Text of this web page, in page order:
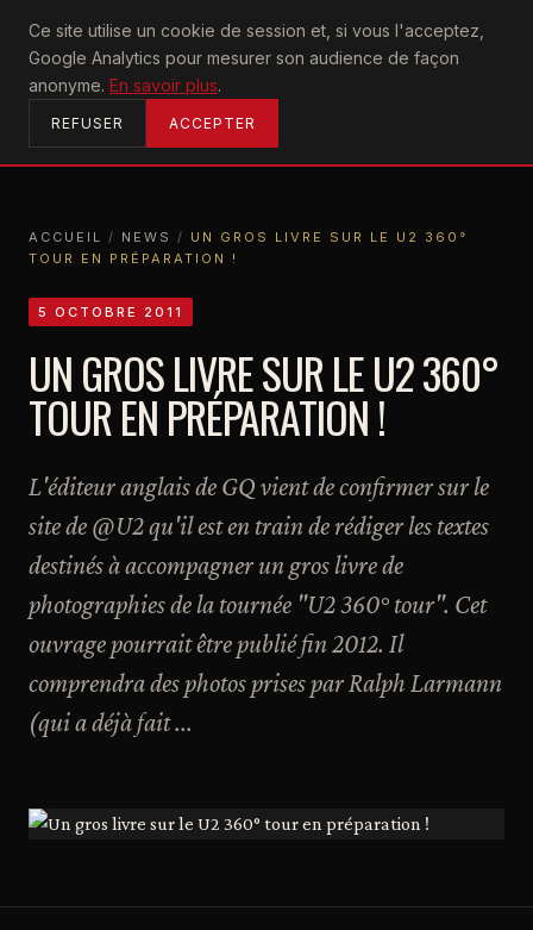
Ce site utilise un cookie de session et, si vous l'acceptez,
Google Analytics pour mesurer son audience de façon
anonyme. En savoir plus.
REFUSER ACCEPTER
U2achtung
ACCUEIL
ACCUEIL / NEWS / UN GROS LIVRE SUR LE U2 360°
TOUR EN PRÉPARATION !
5 OCTOBRE 2011
UN GROS LIVRE SUR LE U2 360°
TOUR EN PRÉPARATION !
L'éditeur anglais de GQ vient de confirmer sur le
site de @U2 qu'il est en train de rédiger les textes
destinés à accompagner un gros livre de
photographies de la tournée "U2 360° tour". Cet
ouvrage pourrait être publié fin 2012. Il
comprendra des photos prises par Ralph Larmann
(qui a déjà fait ...